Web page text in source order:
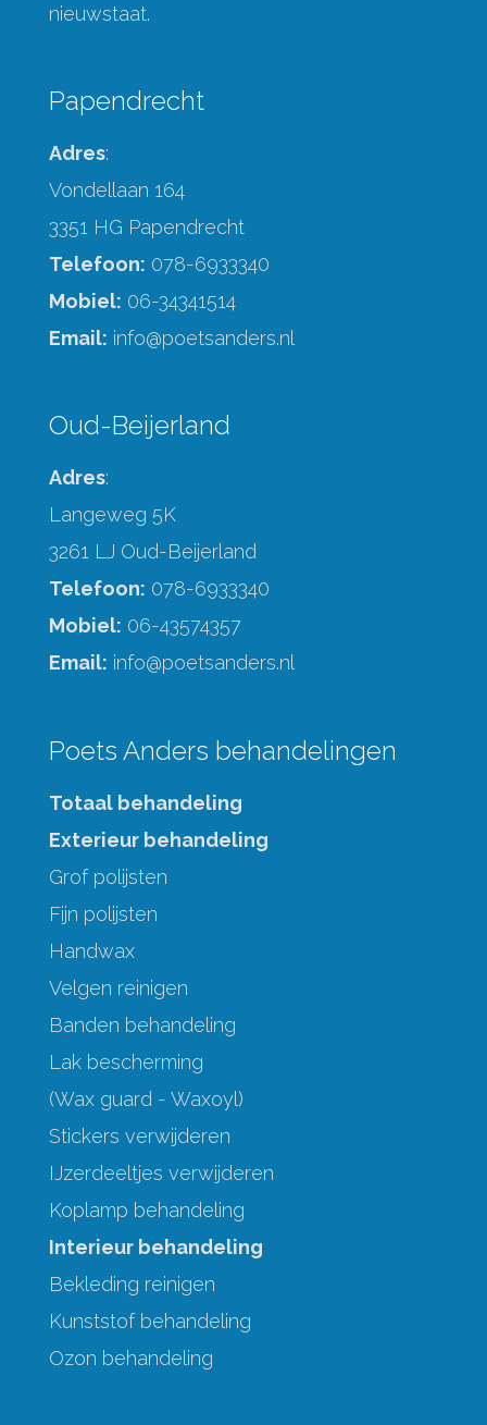
nieuwstaat.
Papendrecht
Adres:
Vondellaan 164
3351 HG Papendrecht
Telefoon: 078-6933340
Mobiel: 06-34341514
Email: info@poetsanders.nl
Oud-Beijerland
Adres:
Langeweg 5K
3261 LJ Oud-Beijerland
Telefoon: 078-6933340
Mobiel: 06-43574357
Email: info@poetsanders.nl
Poets Anders behandelingen
Totaal behandeling
Exterieur behandeling
Grof polijsten
Fijn polijsten
Handwax
Velgen reinigen
Banden behandeling
Lak bescherming
(Wax guard - Waxoyl)
Stickers verwijderen
IJzerdeeltjes verwijderen
Koplamp behandeling
Interieur behandeling
Bekleding reinigen
Kunststof behandeling
Ozon behandeling